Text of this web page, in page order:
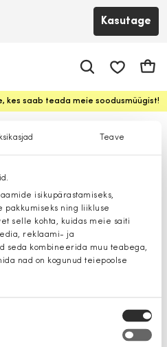
Teave
isikupärastamiseks,
pakkumiseks ning liikluse
selle kohta, kuidas meie saiti
reklaami- ja
seda kombineerida muu teabega,
nad on kogunud teiepoolse
Kasutage
kes saab teada meie soodusmüügist!